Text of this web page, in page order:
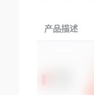
产品描述